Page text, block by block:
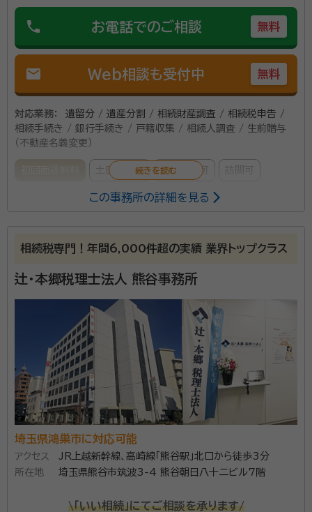
phone お電話でのご相談 無料
mail Web相談も受付中 無料
対応業務：
遺留分 / 遺産分割 / 相続財産調査 / 相続税申告 /
相続手続き / 銀行手続き / 戸籍収集 / 相続人調査 / 生前贈与
（不動産名義変更）
土日相談可 電話相談可 訪問可
オンライン面談可 女性スタッフ対応可
相続で大事なことは、分割協議です。 分割の方法で相続
「使う」ことで供養になると思っています。 申告書の作成
はもちろん、今後の税対策まで合わせて相談できること
が当事務所の強みです。 税理士は遠い存在ではなく身
近な存在でありたいと思っておりますのでお気軽にお
声がけください。
税理士
所属団体：関東信越税理士会 上尾支部所属
この事務所の詳細を見る
相続税専門！年間6,000件超の実績 業界トップクラス
辻・本郷税理士法人 熊谷事務所
埼玉県鴻巣市に対応可能
アクセス
JR上越新幹線、高崎線「熊谷駅」北口から徒歩3分
所在地
埼玉県熊谷市筑波3-4 熊谷朝日八十二ビル7階
\「いい相続」にてご相談を承ります/